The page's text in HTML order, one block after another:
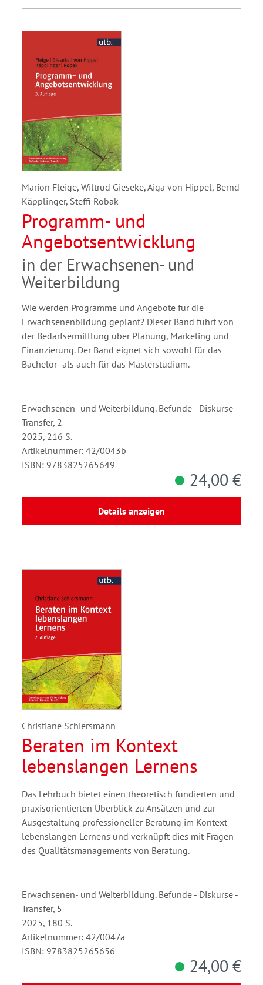
Marion Fleige, Wiltrud Gieseke, Aiga von Hippel, Bernd
Käpplinger, Steffi Robak
Programm- und
Angebotsentwicklung
in der Erwachsenen- und
Weiterbildung
Wie werden Programme und Angebote für die
Erwachsenenbildung geplant? Dieser Band führt von
der Bedarfsermittlung über Planung, Marketing und
Finanzierung. Der Band eignet sich sowohl für das
Bachelor- als auch für das Masterstudium.
Erwachsenen- und Weiterbildung. Befunde - Diskurse -
Transfer, 2
2025, 216 S.
Artikelnummer: 42/0043b
ISBN: 9783825265649
24,00 €
Details anzeigen
Christiane Schiersmann
Beraten im Kontext
lebenslangen Lernens
Das Lehrbuch bietet einen theoretisch fundierten und
praxisorientierten Überblick zu Ansätzen und zur
Ausgestaltung professioneller Beratung im Kontext
lebenslangen Lernens und verknüpft dies mit Fragen
des Qualitätsmanagements von Beratung.
Erwachsenen- und Weiterbildung. Befunde - Diskurse -
Transfer, 5
2025, 180 S.
Artikelnummer: 42/0047a
ISBN: 9783825265656
24,00 €